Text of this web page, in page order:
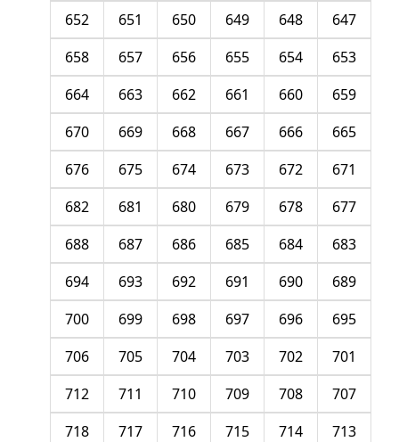
647
648
649
650
651
652
653
654
655
656
657
658
659
660
661
662
663
664
665
666
667
668
669
670
671
672
673
674
675
676
677
678
679
680
681
682
683
684
685
686
687
688
689
690
691
692
693
694
695
696
697
698
699
700
701
702
703
704
705
706
707
708
709
710
711
712
713
714
715
716
717
718